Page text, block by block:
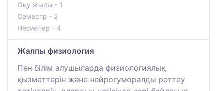
Оқу жылы - 1
Семестр - 2
Несиелер - 4
Жалпы физиология
Пән білім алушыларда физиологиялық
қызметтерін және нейрогуморалды реттеу